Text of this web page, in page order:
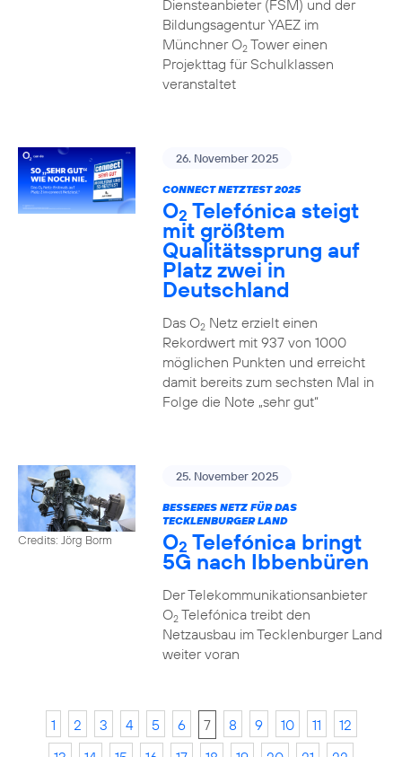
Diensteanbieter (FSM) und der
Bildungsagentur YAEZ im
Münchner O2Tower einen
Projekttag für Schulklassen
veranstaltet
26. November 2025
CONNECT NETZTEST 2025
O2 Telefónica steigt
mit größtem
Qualitätssprung auf
Platz zwei in
Deutschland
Das O2Netz erzielt einen
Rekordwert mit 937 von 1000
möglichen Punkten und erreicht
damit bereits zum sechsten Mal in
Folge die Note „sehr gut“
Credits: Jörg Borm
25. November 2025
BESSERES NETZ FÜR DAS
TECKLENBURGER LAND
O2 Telefónica bringt
5G nach Ibbenbüren
Der Telekommunikationsanbieter
O2Telefónica treibt den
Netzausbau im Tecklenburger Land
weiter voran
1 2 3 4 5 6 7 8 9 10 11
12